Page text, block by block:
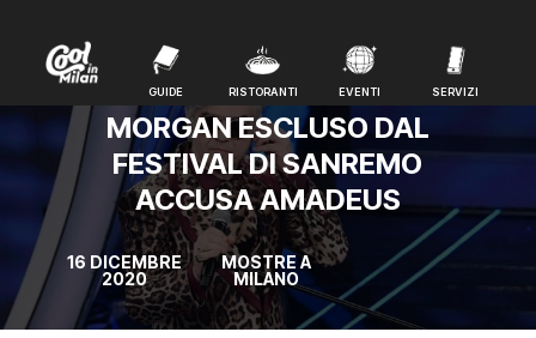
GUIDE RISTORANTI EVENTI SERVIZI
GUIDE RISTORANTI EVENTI SERVIZI
MORGAN ESCLUSO DAL
FESTIVAL DI SANREMO
ACCUSA AMADEUS
16 DICEMBRE
2020
MOSTRE A
MILANO